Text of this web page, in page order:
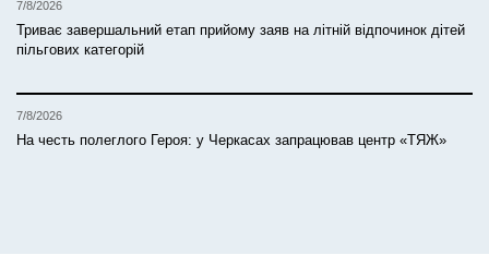
7/8/2026
Триває завершальний етап прийому заяв на літній відпочинок дітей
пільгових категорій
7/8/2026
На честь полеглого Героя: у Черкасах запрацював центр «ТЯЖ»